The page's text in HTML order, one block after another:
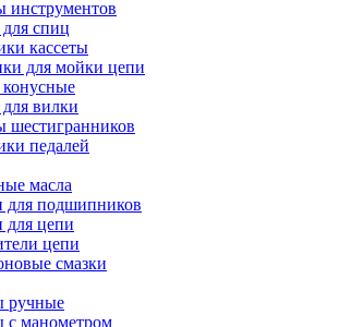
инструментов
спиц
кассеты
для мойки цепи
вилки
шестигранников
педалей
масла
для подшипников
для цепи
цепи
смазки
ручные
с манометром